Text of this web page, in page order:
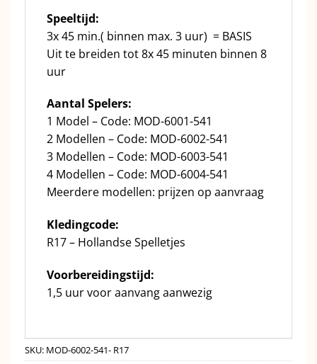
Speeltijd:
3x 45 min.( binnen max. 3 uur) = BASIS
Uit te breiden tot 8x 45 minuten binnen 8
uur
Aantal Spelers:
1 Model – Code: MOD-6001-541
2 Modellen – Code: MOD-6002-541
3 Modellen – Code: MOD-6003-541
4 Modellen – Code: MOD-6004-541
Meerdere modellen: prijzen op aanvraag
Kledingcode:
R17 – Hollandse Spelletjes
Voorbereidingstijd:
1,5 uur voor aanvang aanwezig
SKU: MOD-6002-541- R17